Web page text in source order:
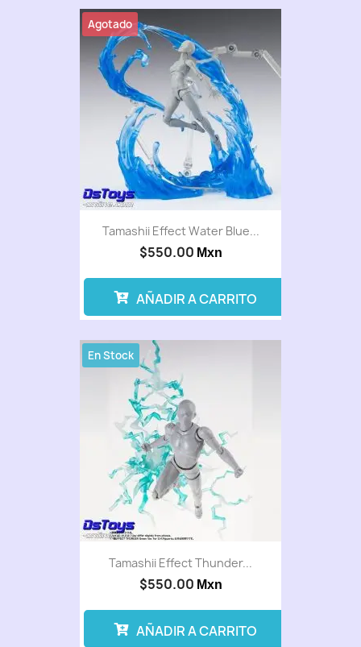
Tamashii Effect Water Blue...
$550.00 Mxn
Agotado
AÑADIR A CARRITO
Tamashii Effect Thunder...
$550.00 Mxn
En Stock
AÑADIR A CARRITO